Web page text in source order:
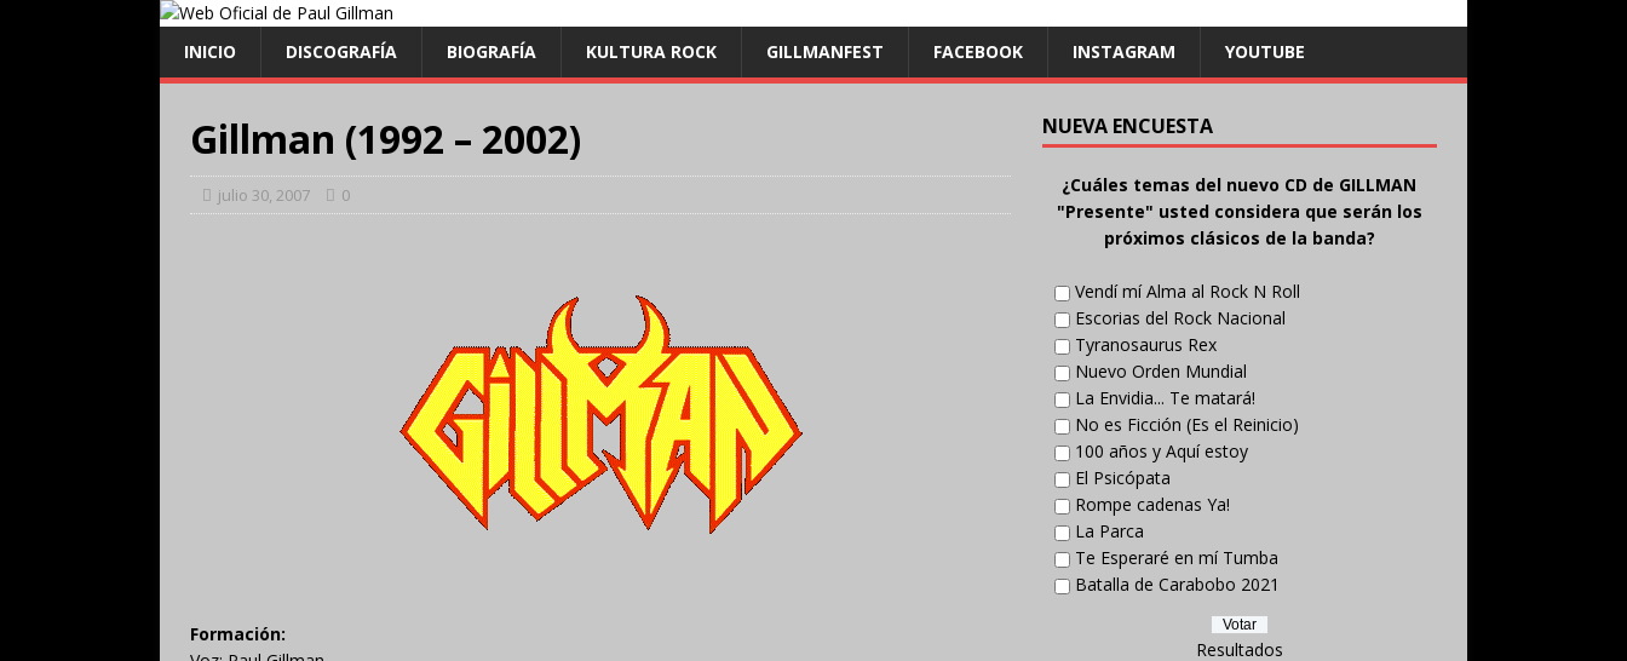
INICIO DISCOGRAFÍA BIOGRAFÍA KULTURA ROCK GILLMANFEST FACEBOOK INSTAGRAM YOUTUBE
Gillman (1992 – 2002)
julio 30, 2007 0
Formación:
NUEVA ENCUESTA
¿Cuáles temas del nuevo CD de GILLMAN
"Presente" usted considera que serán los
próximos clásicos de la banda?
Vendí mí Alma al Rock N Roll
Escorias del Rock Nacional
Tyranosaurus Rex
Nuevo Orden Mundial
La Envidia... Te matará!
No es Ficción (Es el Reinicio)
100 años y Aquí estoy
El Psicópata
Rompe cadenas Ya!
La Parca
Te Esperaré en mí Tumba
Batalla de Carabobo 2021
Resultados